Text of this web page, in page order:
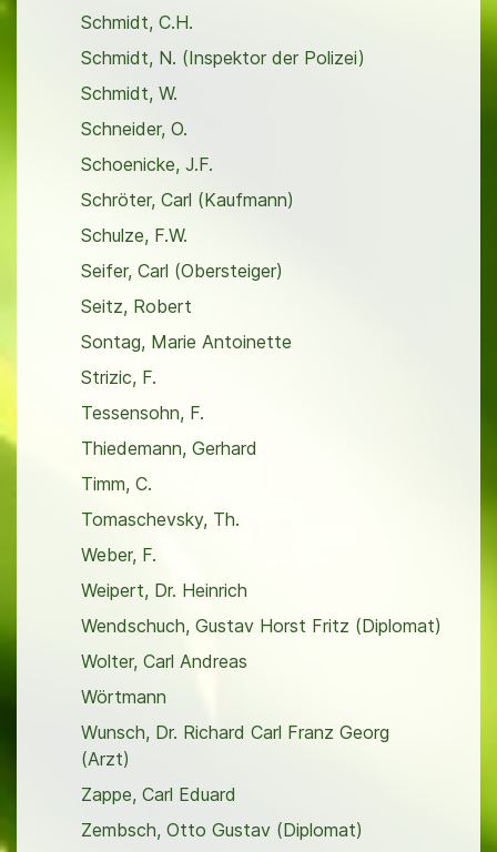
Schmidt, C.H.
Schmidt, N. (Inspektor der Polizei)
Schmidt, W.
Schneider, O.
Schoenicke, J.F.
Schröter, Carl (Kaufmann)
Schulze, F.W.
Seifer, Carl (Obersteiger)
Seitz, Robert
Sontag, Marie Antoinette
Strizic, F.
Tessensohn, F.
Thiedemann, Gerhard
Timm, C.
Tomaschevsky, Th.
Weber, F.
Weipert, Dr. Heinrich
Wendschuch, Gustav Horst Fritz (Diplomat)
Wolter, Carl Andreas
Wörtmann
Wunsch, Dr. Richard Carl Franz Georg
(Arzt)
Zappe, Carl Eduard
Zembsch, Otto Gustav (Diplomat)